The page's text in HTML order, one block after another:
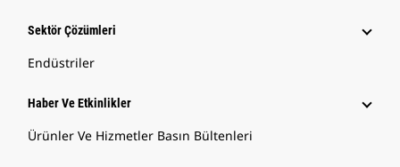
Sektör Çözümleri
Endüstriler
Haber Ve Etkinlikler
Ürünler Ve Hizmetler Basın Bültenleri